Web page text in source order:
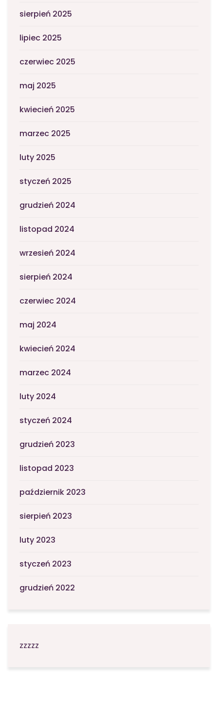
sierpień 2025
lipiec 2025
czerwiec 2025
maj 2025
kwiecień 2025
marzec 2025
luty 2025
styczeń 2025
grudzień 2024
listopad 2024
wrzesień 2024
sierpień 2024
czerwiec 2024
maj 2024
kwiecień 2024
marzec 2024
luty 2024
styczeń 2024
grudzień 2023
listopad 2023
październik 2023
sierpień 2023
luty 2023
styczeń 2023
grudzień 2022
zzzzz